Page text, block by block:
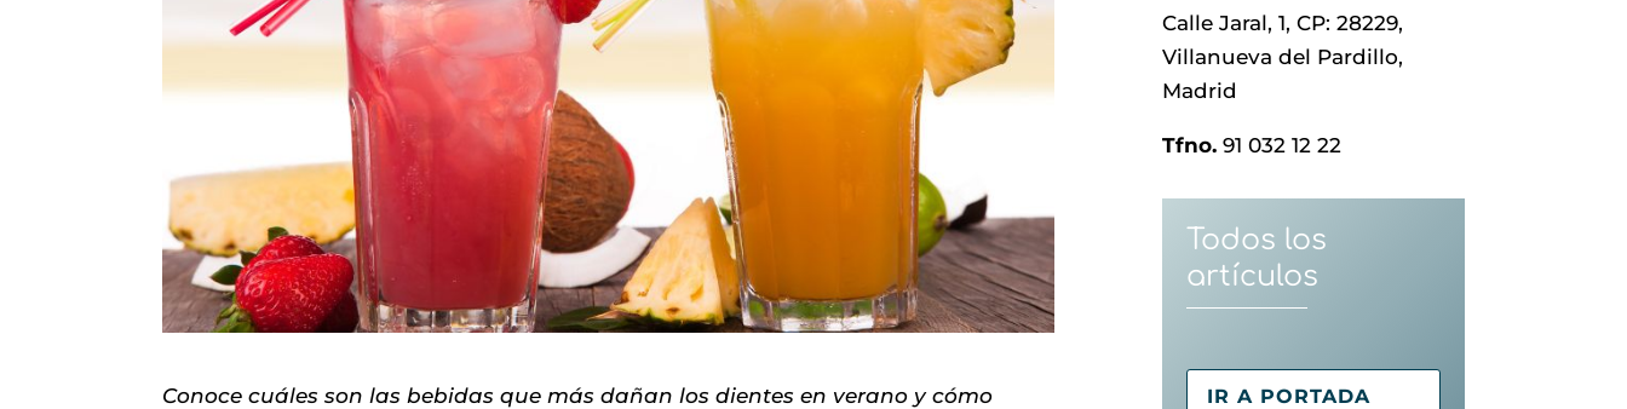
Conoce cuáles son las bebidas que más dañan los dientes en verano y cómo
Calle Jaral, 1, CP: 28229,
Villanueva del Pardillo,
Madrid
Tfno. 91 032 12 22
Todos los
artículos
IR A PORTADA